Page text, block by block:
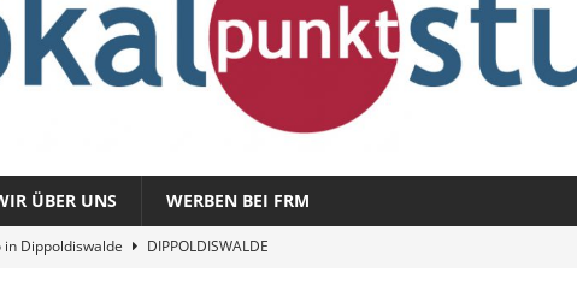
ÜBER UNS WERBEN BEI FRM
Dippoldiswalde
DIPPOLDISWALDE